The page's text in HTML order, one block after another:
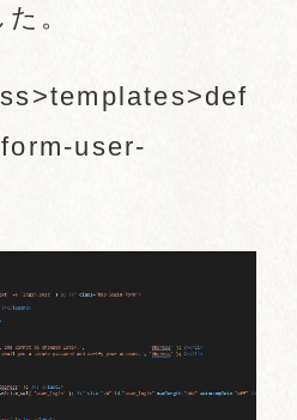
。
user-